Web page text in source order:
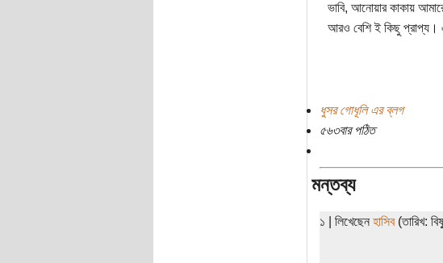
ভাবি, আনোয়ার কাকায়
আরও বেশি ই কিছু প্রাপ্য।
ধুসর গোধূলি এর ব্লগ
৫৬৩বার পঠিত
মন্তব্য
১ | লিখেছেন হাসিব(তারিখ: